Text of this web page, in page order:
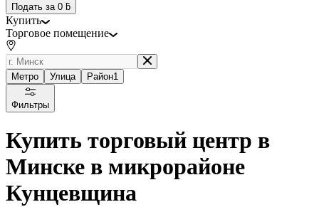
Подать за 0 ƃ
Купить
Торговое помещение
Метро Улица Район1
Фильтры
Купить торговый центр в
Минске в микрорайоне
Кунцевщина